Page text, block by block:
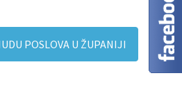
POSLOVA U ŽUPANIJI